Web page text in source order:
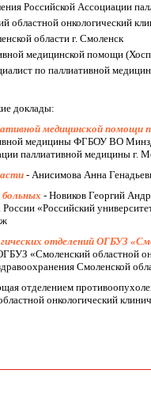
Российской Ассоциации
областной онкологический
области г. Смоленск
медицинской помощи
по паллиативной
доклады:
медицинской помощи
медицины ФГБОУ ВО
паллиативной медицины г.
- Анисимова Анна
- Новиков Георгий
«Российский
отделений ОГБУЗ
«Смоленский областной
Смоленской
отделением
онкологический